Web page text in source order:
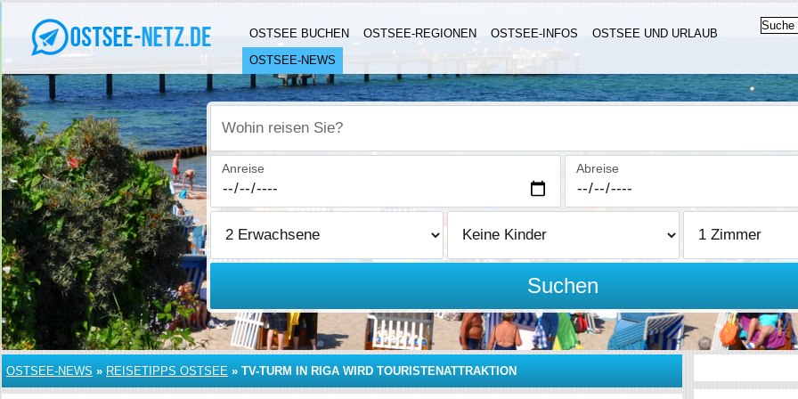
OSTSEE BUCHEN OSTSEE-REGIONEN OSTSEE-INFOS
OSTSEE UND URLAUB
OSTSEE-NEWS
Wohin reisen Sie?
Anreise Abreise
Suchen
OSTSEE-NEWS » REISETIPPS OSTSEE » TV-TURM IN RIGA WIRD TOURISTENATTRAKTION